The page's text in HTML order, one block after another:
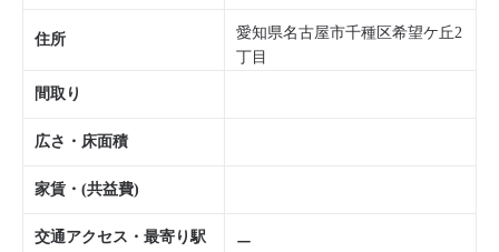
住所
愛知県名古屋市千種区希望ケ丘2
丁目
間取り
広さ・床面積
家賃・(共益費)
交通アクセス・最寄り駅 ー